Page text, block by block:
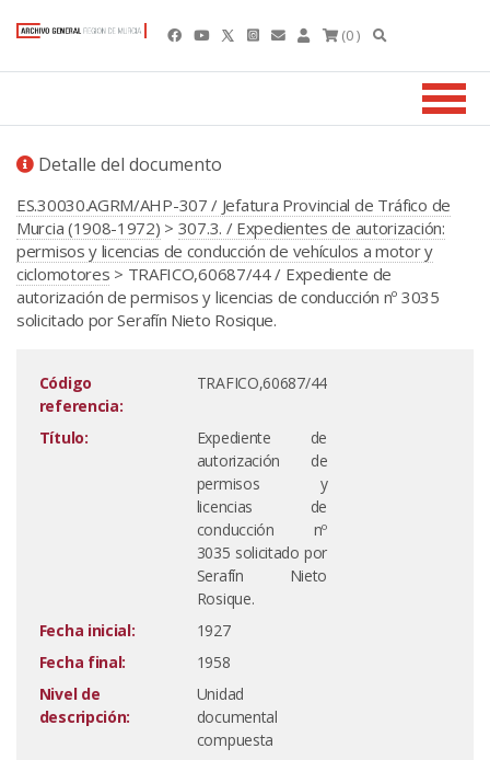
(0 )
Detalle del documento
ES.30030.AGRM/AHP-307 / Jefatura Provincial de Tráfico de
Murcia (1908-1972) > 307.3. / Expedientes de autorización:
permisos y licencias de conducción de vehículos a motor y
ciclomotores > TRAFICO,60687/44 / Expediente de
autorización de permisos y licencias de conducción nº 3035
solicitado por Serafín Nieto Rosique.
Código
referencia:
TRAFICO,60687/44
Título:
Expediente de
autorización de
permisos y
licencias de
conducción nº
3035 solicitado por
Serafín Nieto
Rosique.
Fecha inicial:
1927
Fecha final:
1958
Nivel de
descripción:
Unidad
documental
compuesta